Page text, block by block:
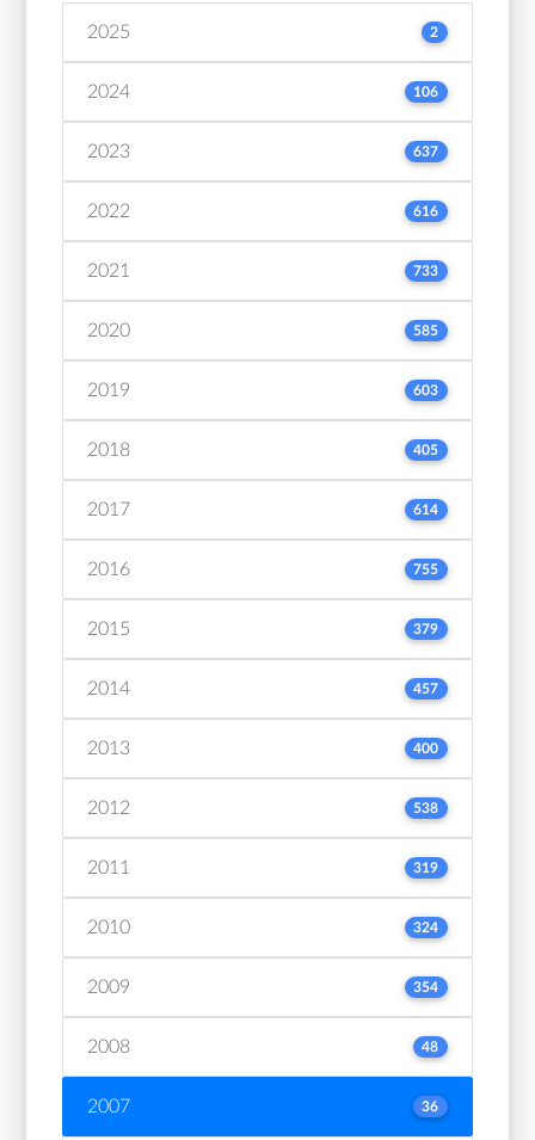
2025 2
2024 106
2023 637
2022 616
2021 733
2020 585
2019 603
2018 405
2017 614
2016 755
2015 379
2014 457
2013 400
2012 538
2011 319
2010 324
2009 354
2008 48
2007 36